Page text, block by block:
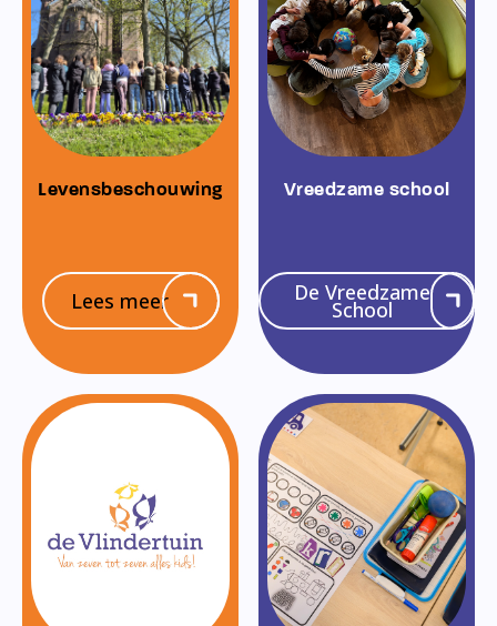
Levensbeschouwing
Lees meer
Vreedzame school
De Vreedzame
School